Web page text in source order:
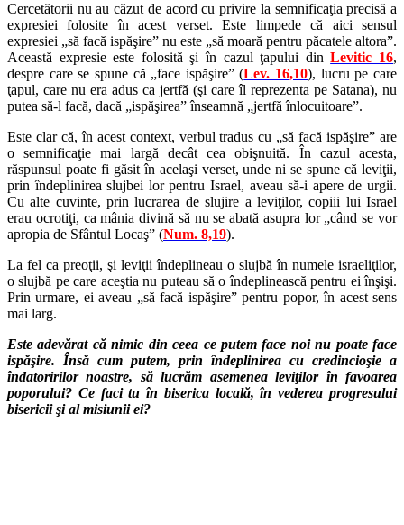
Cercetătorii nu au căzut de acord cu privire la semnificaţia precisă a
expresiei folosite în acest verset. Este limpede că aici sensul
expresiei „să facă ispăşire” nu este „să moară pentru păcatele altora”.
Această expresie este folosită şi în cazul ţapului dinLevitic 16,
despre care se spune că „face ispăşire” (Lev. 16,10), lucru pe care
ţapul, care nu era adus ca jertfă (şi care îl reprezenta pe Satana), nu
putea să-l facă, dacă „ispăşirea” înseamnă „jertfă înlocuitoare”.
Este clar că, în acest context, verbul tradus cu „să facă ispăşire” are
o semnificaţie mai largă decât cea obişnuită. În cazul acesta,
răspunsul poate fi găsit în acelaşi verset, unde ni se spune că leviţii,
prin îndeplinirea slujbei lor pentru Israel, aveau să-i apere de urgii.
Cu alte cuvinte, prin lucrarea de slujire a leviţilor, copiii lui Israel
erau ocrotiţi, ca mânia divină să nu se abată asupra lor „când se vor
apropia de Sfântul Locaş” (Num. 8,19).
La fel ca preoţii, şi leviţii îndeplineau o slujbă în numele israeliţilor,
o slujbă pe care aceştia nu puteau să o îndeplinească pentru ei înşişi.
Prin urmare, ei aveau „să facă ispăşire” pentru popor, în acest sens
mai larg.
Este adevărat că nimic din ceea ce putem face noi nu poate face
ispăşire. Însă cum putem, prin îndeplinirea cu credincioşie a
îndatoririlor noastre, să lucrăm asemenea leviţilor în favoarea
poporului? Ce faci tu în biserica locală, în vederea progresului
bisericii şi al misiunii ei?